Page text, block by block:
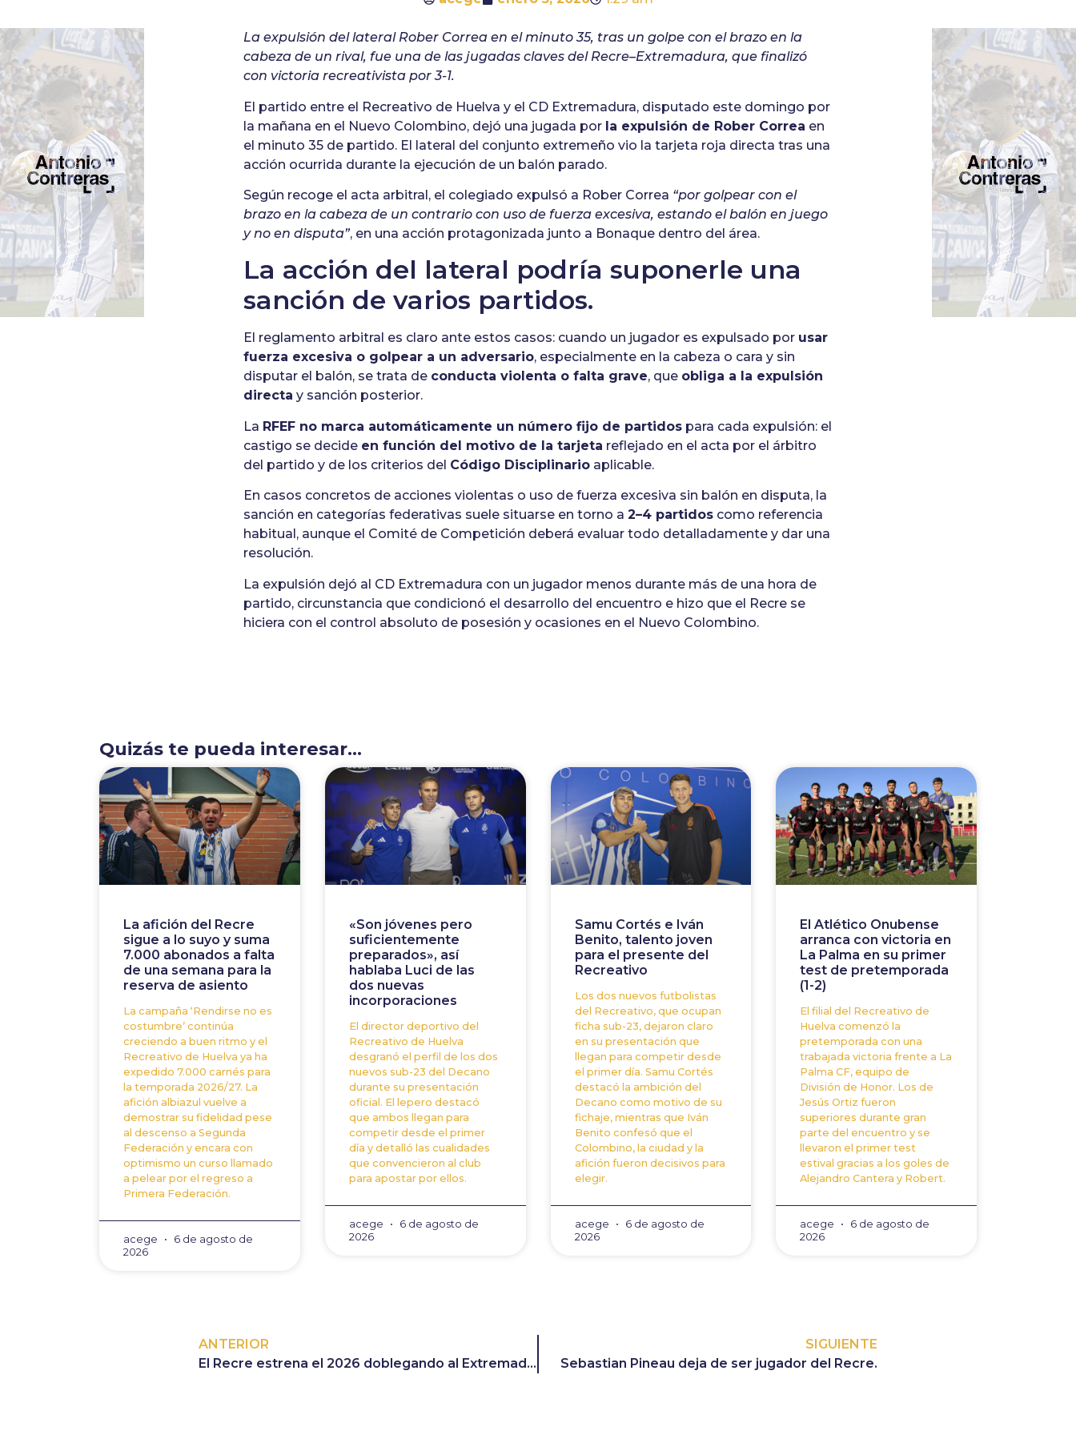
La expulsión del lateral Rober Correa en el minuto 35, tras un golpe con el brazo en la
cabeza de un rival, fue una de las jugadas claves del Recre–Extremadura, que finalizó
con victoria recreativista por 3-1.
El partido entre el Recreativo de Huelva y el CD Extremadura, disputado este domingo por
la mañana en el Nuevo Colombino, dejó una jugada por la expulsión de Rober Correa en
el minuto 35 de partido. El lateral del conjunto extremeño vio la tarjeta roja directa tras una
acción ocurrida durante la ejecución de un balón parado.
Según recoge el acta arbitral, el colegiado expulsó a Rober Correa “por golpear con el
brazo en la cabeza de un contrario con uso de fuerza excesiva, estando el balón en juego
y no en disputa”, en una acción protagonizada junto a Bonaque dentro del área.
La acción del lateral podría suponerle una
sanción de varios partidos.
El reglamento arbitral es claro ante estos casos: cuando un jugador es expulsado por usar
fuerza excesiva o golpear a un adversario, especialmente en la cabeza o cara y sin
disputar el balón, se trata de conducta violenta o falta grave, que obliga a la expulsión
directa y sanción posterior.
La RFEF no marca automáticamente un número fijo de partidos para cada expulsión: el
castigo se decide en función del motivo de la tarjeta reflejado en el acta por el árbitro
del partido y de los criterios del Código Disciplinario aplicable.
En casos concretos de acciones violentas o uso de fuerza excesiva sin balón en disputa, la
sanción en categorías federativas suele situarse en torno a2–4 partidos como referencia
habitual, aunque el Comité de Competición deberá evaluar todo detalladamente y dar una
resolución.
La expulsión dejó al CD Extremadura con un jugador menos durante más de una hora de
partido, circunstancia que condicionó el desarrollo del encuentro e hizo que el Recre se
hiciera con el control absoluto de posesión y ocasiones en el Nuevo Colombino.
Quizás te pueda interesar...
La afición del Recre
sigue a lo suyo y suma
7.000 abonados a falta
de una semana para la
reserva de asiento
La campaña ‘Rendirse no es
costumbre’ continúa
creciendo a buen ritmo y el
Recreativo de Huelva ya ha
expedido 7.000 carnés para
la temporada 2026/27. La
afición albiazul vuelve a
demostrar su fidelidad pese
al descenso a Segunda
Federación y encara con
optimismo un curso llamado
a pelear por el regreso a
Primera Federación.
acege
6 de agosto de
2026
«Son jóvenes pero
suficientemente
preparados», así
hablaba Luci de las
dos nuevas
incorporaciones
El director deportivo del
Recreativo de Huelva
desgranó el perfil de los dos
nuevos sub-23 del Decano
durante su presentación
oficial. El lepero destacó
que ambos llegan para
competir desde el primer
día y detalló las cualidades
que convencieron al club
para apostar por ellos.
acege
6 de agosto de
2026
Samu Cortés e Iván
Benito, talento joven
para el presente del
Recreativo
Los dos nuevos futbolistas
del Recreativo, que ocupan
ficha sub-23, dejaron claro
en su presentación que
llegan para competir desde
el primer día. Samu Cortés
destacó la ambición del
Decano como motivo de su
fichaje, mientras que Iván
Benito confesó que el
Colombino, la ciudad y la
afición fueron decisivos para
elegir.
acege
6 de agosto de
2026
El Atlético Onubense
arranca con victoria en
La Palma en su primer
test de pretemporada
(1-2)
El filial del Recreativo de
Huelva comenzó la
pretemporada con una
trabajada victoria frente a La
Palma CF, equipo de
División de Honor. Los de
Jesús Ortiz fueron
superiores durante gran
parte del encuentro y se
llevaron el primer test
estival gracias a los goles de
Alejandro Cantera y Robert.
acege
6 de agosto de
2026
ANTERIOR
El Recre estrena el 2026 doblegando al Extremadura (3-1).
SIGUIENTE
Sebastian Pineau deja de ser jugador del Recre.